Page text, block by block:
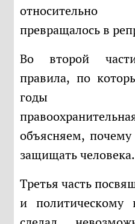
относительно
превращалось в
Во второй части мы описываем
правила, по
годы
объясняем,
защищать человека.
Третья часть посвящена общественному
и политическому